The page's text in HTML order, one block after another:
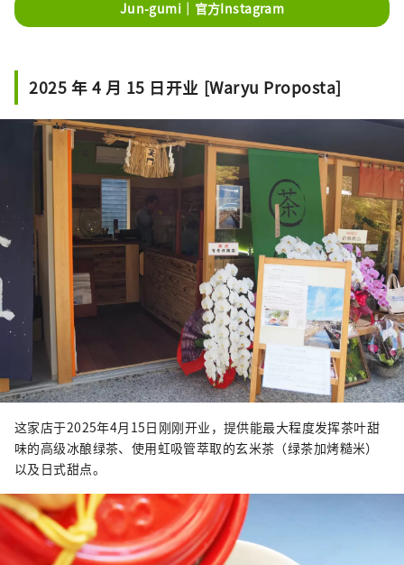
Jun-gumi｜官方Instagram
2025 年 4 月 15 日开业 [Waryu Proposta]
这家店于2025年4月15日刚刚开业，提供能最大程度发挥茶叶甜
味的高级冰酿绿茶、使用虹吸管萃取的玄米茶（绿茶加烤糙米）
以及日式甜点。